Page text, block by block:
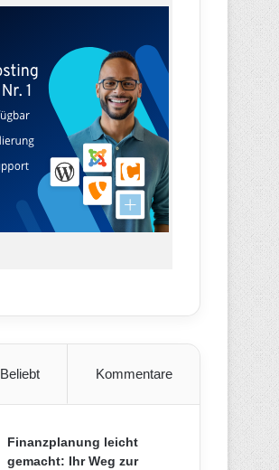
Beliebt Kommentare
Finanzplanung leicht
gemacht: Ihr Weg zur